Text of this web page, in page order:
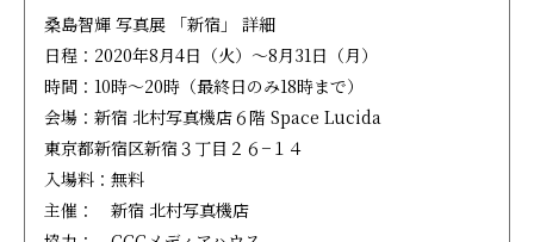
桑島智輝 写真展 「新宿」 詳細
日程：2020年8月4日（火）～8月31日（月）
時間：10時～20時（最終日のみ18時まで）
会場：新宿 北村写真機店６階 Space Lucida
東京都新宿区新宿３丁目２６−１４
入場料：無料
主催： 新宿 北村写真機店